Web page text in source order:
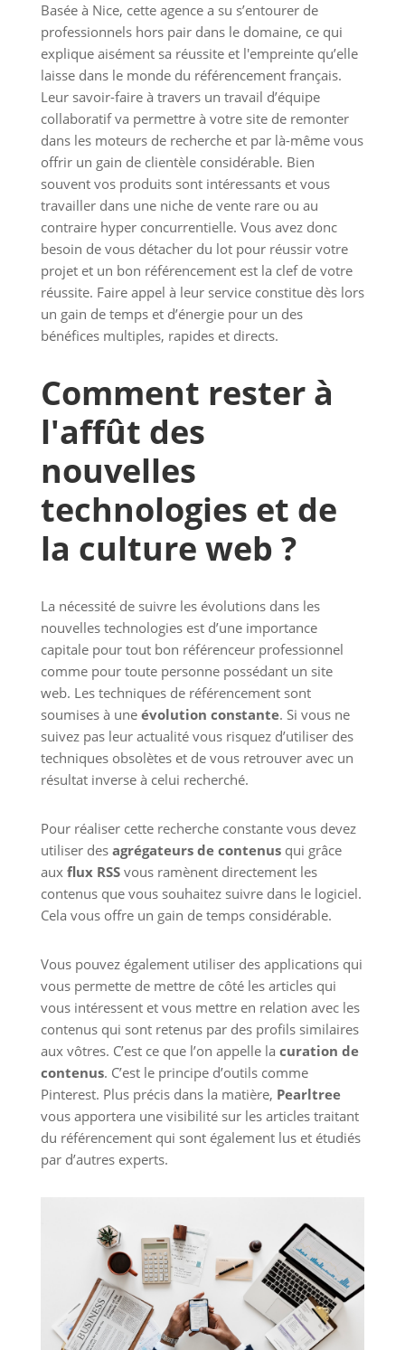
Basée à Nice, cette agence a su s’entourer de
professionnels hors pair dans le domaine, ce qui
explique aisément sa réussite et l'empreinte qu’elle
laisse dans le monde du référencement français.
Leur savoir-faire à travers un travail d’équipe
collaboratif va permettre à votre site de remonter
dans les moteurs de recherche et par là-même vous
offrir un gain de clientèle considérable. Bien
souvent vos produits sont intéressants et vous
travailler dans une niche de vente rare ou au
contraire hyper concurrentielle. Vous avez donc
besoin de vous détacher du lot pour réussir votre
projet et un bon référencement est la clef de votre
réussite. Faire appel à leur service constitue dès lors
un gain de temps et d’énergie pour un des
bénéfices multiples, rapides et directs.
Comment rester à
l'affût des
nouvelles
technologies et de
la culture web ?
La nécessité de suivre les évolutions dans les
nouvelles technologies est d’une importance
capitale pour tout bon référenceur professionnel
comme pour toute personne possédant un site
web. Les techniques de référencement sont
soumises à une évolution constante. Si vous ne
suivez pas leur actualité vous risquez d’utiliser des
techniques obsolètes et de vous retrouver avec un
résultat inverse à celui recherché.
Pour réaliser cette recherche constante vous devez
utiliser des agrégateurs de contenusqui grâce
aux flux RSSvous ramènent directement les
contenus que vous souhaitez suivre dans le logiciel.
Cela vous offre un gain de temps considérable.
Vous pouvez également utiliser des applications qui
vous permette de mettre de côté les articles qui
vous intéressent et vous mettre en relation avec les
contenus qui sont retenus par des profils similaires
aux vôtres. C’est ce que l’on appelle la curation de
contenus. C’est le principe d’outils comme
Pinterest. Plus précis dans la matière, Pearltree
vous apportera une visibilité sur les articles traitant
du référencement qui sont également lus et étudiés
par d’autres experts.